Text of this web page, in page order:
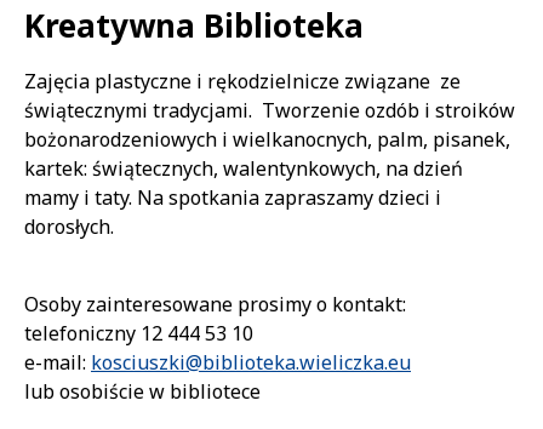
Kreatywna Biblioteka
Treść
Zajęcia plastyczne i rękodzielnicze związane ze
świątecznymi tradycjami. Tworzenie ozdób i stroików
bożonarodzeniowych i wielkanocnych, palm, pisanek,
kartek: świątecznych, walentynkowych, na dzień
mamy i taty. Na spotkania zapraszamy dzieci i
dorosłych.
Osoby zainteresowane prosimy o kontakt:
telefoniczny 12 444 53 10
e-mail: kosciuszki@biblioteka.wieliczka.eu
lub osobiście w bibliotece